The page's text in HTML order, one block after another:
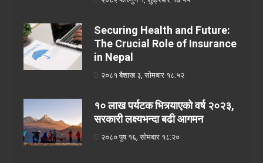
Securing Health and Future:
The Crucial Role of Insurance
in Nepal
२०८१ बैशाख ३, सोमबार १८:५२
१० लाख पर्यटक भित्र्याएको वर्ष २०२३,
सरकारी लक्ष्यभन्दा बढी आगमन
२०८० पुष १६, सोमबार १८:२०